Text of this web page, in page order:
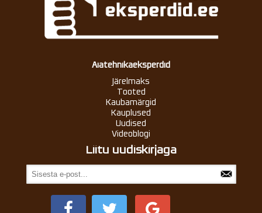
Aiatehnikaeksperdid
Järelmaks
Tooted
Kaubamärgid
Kauplused
Uudised
Videoblogi
Liitu uudiskirjaga